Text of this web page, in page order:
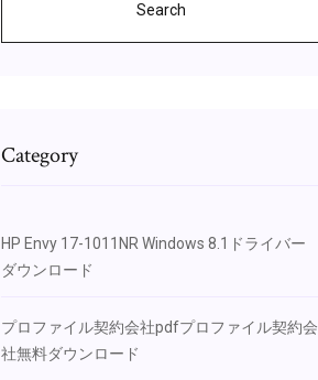
Search
Category
HP Envy 17-1011NR Windows 8.1ドライバー
ダウンロード
プロファイル契約会社pdfプロファイル契約会
社無料ダウンロード